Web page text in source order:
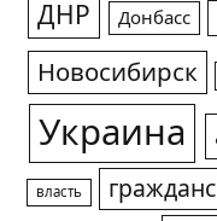
ДНР Донбасс
Новосибирск
Украина
власть